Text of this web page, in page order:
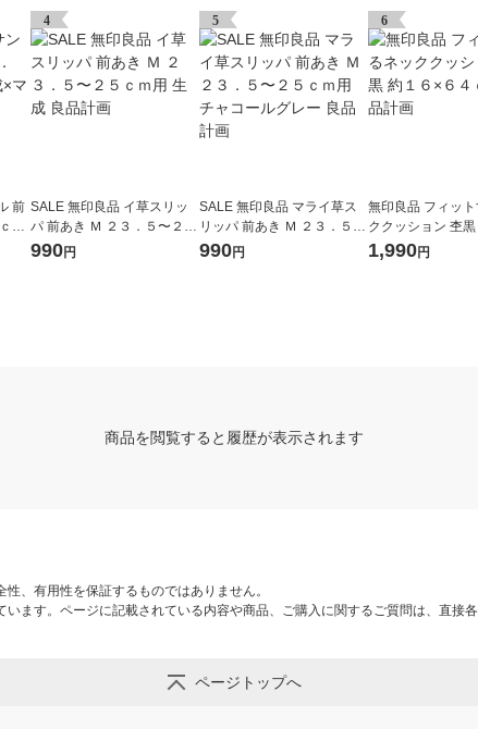
前
ｍ
4
SALE 無印良品 イ草スリッ
パ 前あき Ｍ ２３．５〜２５
ｃｍ用 生成 良品計画
990円
5
SALE 無印良品 マライ草ス
リッパ 前あき Ｍ ２３．５〜
２５ｃｍ用 チャコールグレ
990円
6
無印良品 フィット
ククッション 杢黒
６４ｃｍ 良品計画
1,990円
商品を閲覧すると履歴が表示されます
、有用性を保証するものではありません。
ます。ページに記載されている内容や商品、ご購入に関するご質問は、直接
ページトップへ